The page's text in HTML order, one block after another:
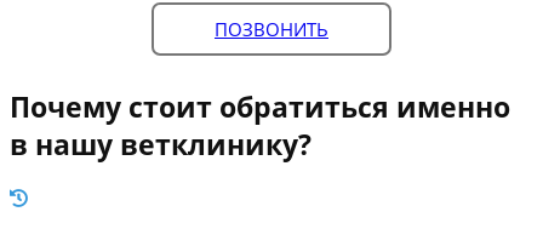
ПОЗВОНИТЬ
Почему стоит обратиться именно
в нашу ветклинику?